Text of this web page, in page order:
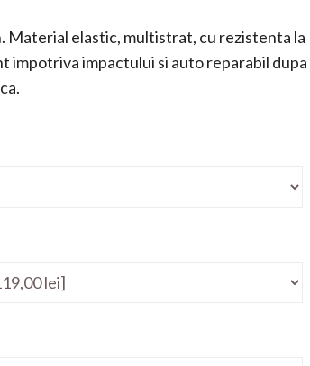
Material elastic, multistrat, cu rezistenta la
impotriva impactului si auto reparabil dupa